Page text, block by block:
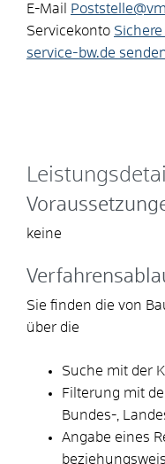
E-Mail
Servicekonto
service-bw.de
keine
Sie finden die von
über die
Suche mit der
Filterung mit
Bundes-,
Angabe eines